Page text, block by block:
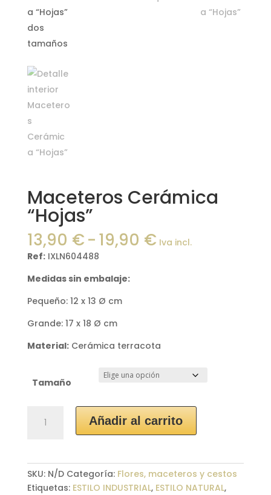
Maceteros Cerámica
“Hojas”
13,90 €-19,90 €Rango
Iva incl.
Ref:IXLN604488
Medidas sin embalaje:
Pequeño: 12 x 13 Ø cm
Grande: 17 x 18 Ø cm
Material:Cerámica terracota
Tamaño
Cerámica
Añadir al carrito
SKU: N/D Categoría: Flores, maceteros y cestos
Etiquetas: ESTILO INDUSTRIAL, ESTILO NATURAL,